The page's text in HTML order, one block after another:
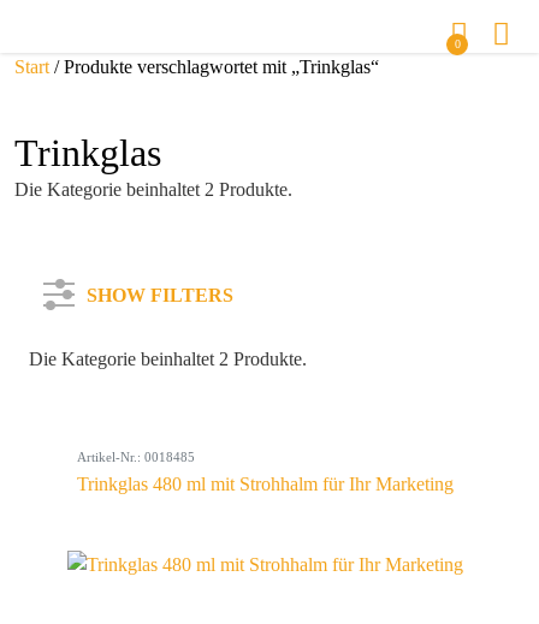
0
Start / Produkte verschlagwortet mit „Trinkglas“
Trinkglas
Die Kategorie beinhaltet 2 Produkte.
SHOW FILTERS
Farbe
Die Kategorie beinhaltet 2 Produkte.
Artikel-Nr.: 0018485
Trinkglas 480 ml mit Strohhalm für Ihr Marketing